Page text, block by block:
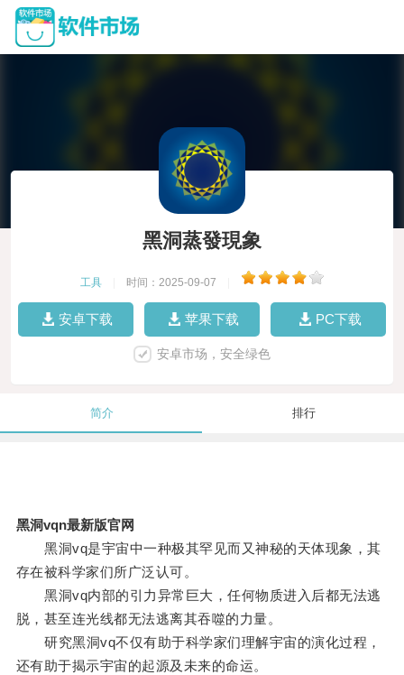
黑洞蒸發現象
工具 时间：2025-09-07
安卓下载 苹果下载 PC下载
安卓市场，安全绿色
简介 排行
黑洞vqn最新版官网
黑洞vq是宇宙中一种极其罕见而又神秘的天体现象，其
存在被科学家们所广泛认可。
黑洞vq内部的引力异常巨大，任何物质进入后都无法逃
脱，甚至连光线都无法逃离其吞噬的力量。
研究黑洞vq不仅有助于科学家们理解宇宙的演化过程，
还有助于揭示宇宙的起源及未来的命运。